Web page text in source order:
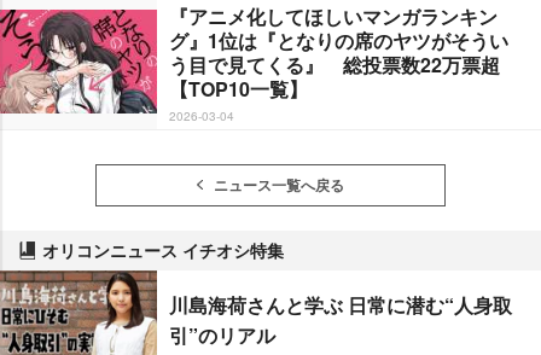
『アニメ化してほしいマンガランキン
グ』1位は『となりの席のヤツがそうい
う目で見てくる』 総投票数22万票超
【TOP10一覧】
2026-03-04
ニュース一覧へ戻る
オリコンニュース イチオシ特集
川島海荷さんと学ぶ 日常に潜む“人身取
引”のリアル